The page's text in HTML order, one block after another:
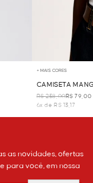
+ MAIS CORES
CAMISETA
R$ 258,00R$ 79,00
6x de R$ 13,17
as novidades, ofertas
para você, em nossa